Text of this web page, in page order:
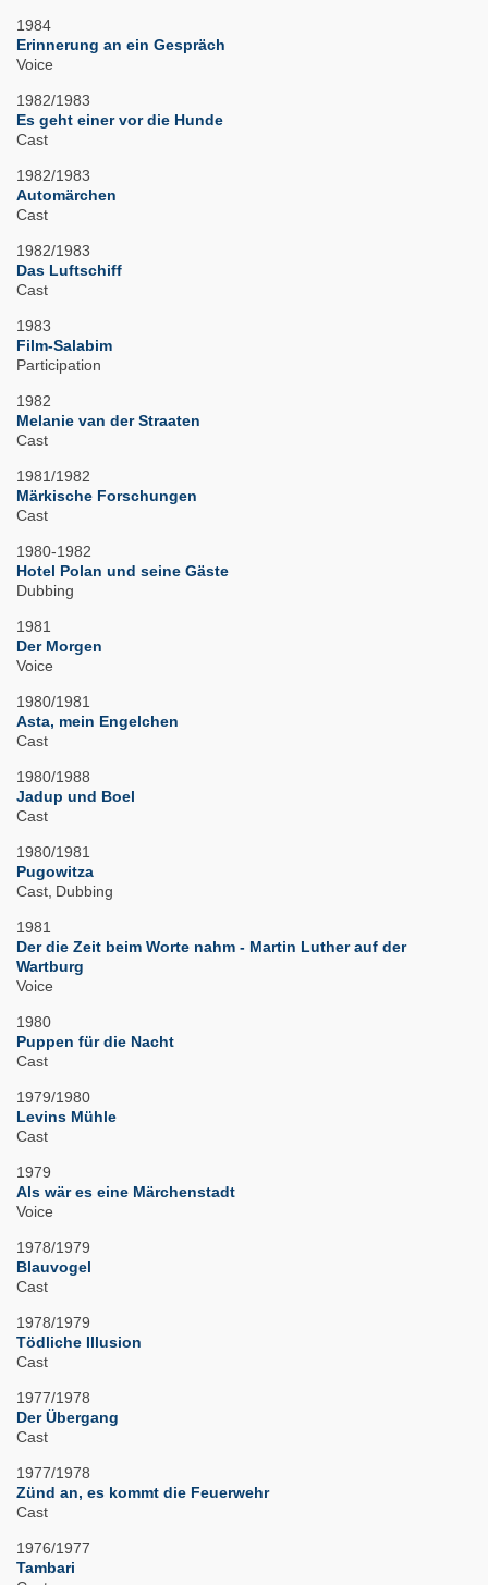
1984
Erinnerung an ein Gespräch
Voice
1982/1983
Es geht einer vor die Hunde
Cast
1982/1983
Automärchen
Cast
1982/1983
Das Luftschiff
Cast
1983
Film-Salabim
Participation
1982
Melanie van der Straaten
Cast
1981/1982
Märkische Forschungen
Cast
1980-1982
Hotel Polan und seine Gäste
Dubbing
1981
Der Morgen
Voice
1980/1981
Asta, mein Engelchen
Cast
1980/1988
Jadup und Boel
Cast
1980/1981
Pugowitza
Cast Dubbing
1981
Der die Zeit beim Worte nahm - Martin Luther auf der
Wartburg
Voice
1980
Puppen für die Nacht
Cast
1979/1980
Levins Mühle
Cast
1979
Als wär es eine Märchenstadt
Voice
1978/1979
Blauvogel
Cast
1978/1979
Tödliche Illusion
Cast
1977/1978
Der Übergang
Cast
1977/1978
Zünd an, es kommt die Feuerwehr
Cast
1976/1977
Tambari